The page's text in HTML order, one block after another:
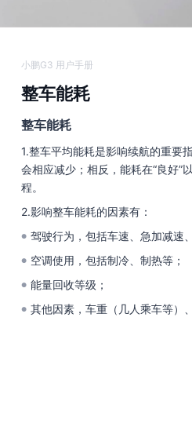
小鹏G3 用户手册
整车能耗
整⻋能耗
1.整⻋平均能耗是影响续航的重要
会相应减少；相反，能耗在“良好”
程。
2.影响整⻋能耗的因素有：
● 驾驶⾏为，包括⻋速、急加减速
● 空调使⽤，包括制冷、制热等；
● 能量回收等级；
● 其他因素，⻋重（⼏⼈乘⻋等）